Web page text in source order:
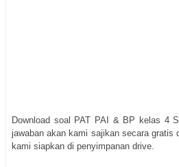
Download soal PAT PAI & BP kelas 4
jawaban akan kami sajikan secara gratis
kami siapkan di penyimpanan drive.